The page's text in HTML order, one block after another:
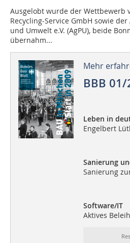
Ausgelobt wurde der Wettbewerb
Recycling-Service GmbH sowie
und Umwelt e.V. (AgPU), beide
übernahm...
Mehr
BBB
Leben in
Engelbert
Sanierung
Sanierung
Software/IT
Aktives